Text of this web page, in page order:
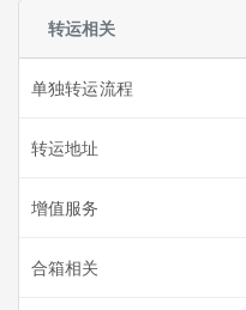
转运相关
单独转运流程
转运地址
增值服务
合箱相关